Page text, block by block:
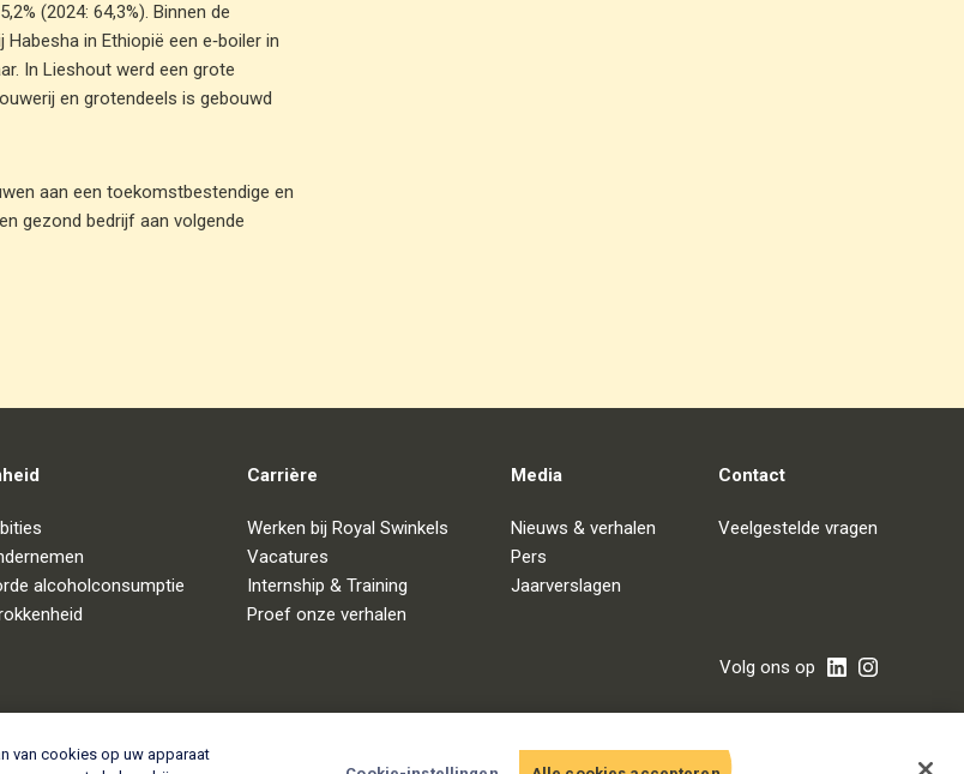
(2024: 64,3%). Binnen de
in Ethiopië een e‑boiler in
In Lieshout werd een grote
en grotendeels is gebouwd
aan een toekomstbestendige en
gezond bedrijf aan volgende
alcoholconsumptie
Carrière
Werken bij Royal Swinkels
Vacatures
Internship & Training
Proef onze verhalen
Media
Nieuws & verhalen
Pers
Jaarverslagen
Contact
Veelgestelde vragen
Volg ons op
van cookies op uw apparaat